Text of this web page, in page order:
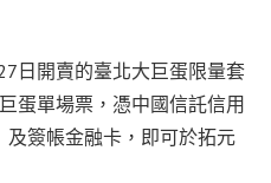
日開賣的臺北大巨蛋限量套
蛋單場票，憑中國信託信用
及簽帳金融卡，即可於拓元